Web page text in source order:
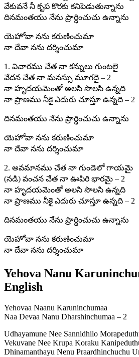
వేకువనే నీ కృప కొరకు కనిపెడుతున్నాను
దినమంతయు నేను ప్రార్ధించుచు ఉన్నాను
యెహోవా నను కరుణించుమా
నా దేవా నను దర్శించుమా
1. విచారము చేత నా కన్నులు గుంటలై
వేదన చేత నా మనస్సు మూగదై – 2
నా హృదయమెంతో అలసి సొలసి ఉన్నది
నా ప్రాణము నీకై ఎదురు చూస్తూ ఉన్నది – 2
దినమంతయు నేను ప్రార్ధించుచు ఉన్నాను
యెహోవా నను కరుణించుమా
నా దేవా నను దర్శించుమా
2. అవమానము చేత నా గుండెలో గాయమై
(నడి) వంచన చేత నా ఊపిరి భారమై – 2
నా హృదయమెంతో అలసి సొలసి ఉన్నది
నా ప్రాణము నీకై ఎదురు చూస్తూ ఉన్నది – 2
దినమంతయు నేను ప్రార్ధించుచు ఉన్నాను
యెహోవా నను కరుణించుమా
నా దేవా నను దర్శించుమా
Yehova Nanu
English
Yehovaa Naanu Karuninchumaa
Naa Devaa Nanu Dharshinchumaa – 2
Udhayamune Nee Sannidhilo
Vekuvane Nee Krupa Koraku
Dhinamanthayu Nenu Praardhinchuchu